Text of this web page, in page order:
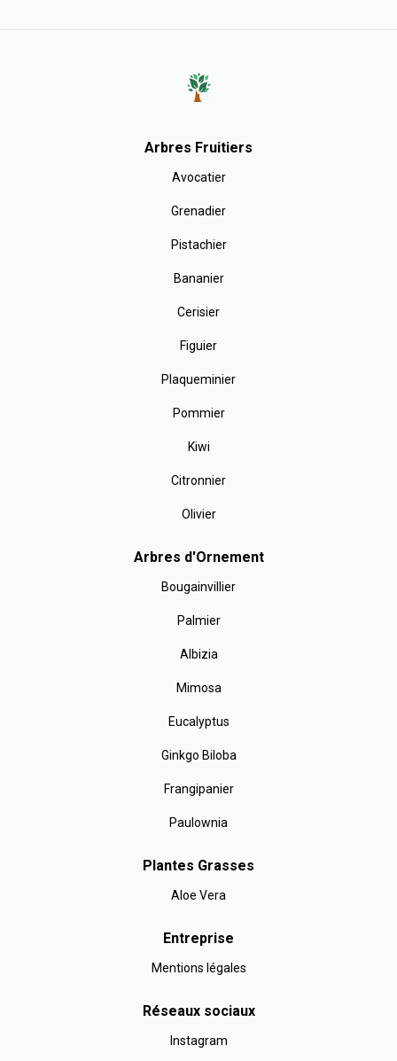
Arbres Fruitiers
Avocatier
Grenadier
Pistachier
Bananier
Cerisier
Figuier
Plaqueminier
Pommier
Kiwi
Citronnier
Olivier
Arbres d'Ornement
Bougainvillier
Palmier
Albizia
Mimosa
Eucalyptus
Ginkgo Biloba
Frangipanier
Paulownia
Plantes Grasses
Aloe Vera
Entreprise
Mentions légales
Réseaux sociaux
Instagram